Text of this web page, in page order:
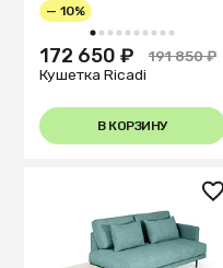
1 2 3 4 5 6 7 8 9 10
— 10%
172 650 ₽
191 850 ₽
Кушетка Ricadi
В КОРЗИНУ